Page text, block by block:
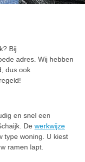
Bij
adres. Wij hebben
dus ook
en snel een
De werkwijze
type woning. U kiest
ramen lapt.